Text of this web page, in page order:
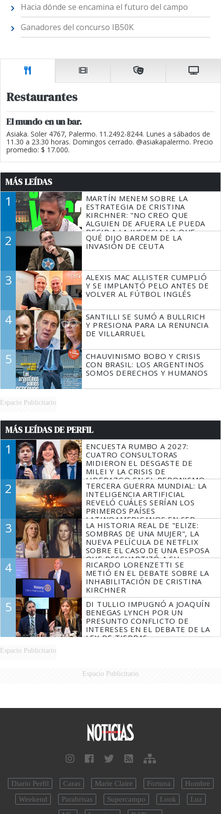
Hacia dónde se encamina el futuro del campo
Ganadores del concurso IB50K
Restaurantes
El mundo en un bar.
Asiaka. Soler 4767, Palermo. 11.2492-8244. Lunes a sábados de
11.30 a 23.30 horas. Domingos cerrado. @asiakapalermo. Precio
promedio: $ 17.000.
MÁS LEÍDAS
1
MARTÍN MENEM SOBRE LA
ESTRATEGIA DE CRISTINA
KIRCHNER: "NO CREO QUE
ALGUIEN DE AFUERA LE PUEDA
DECIR A LA JUSTICIA LO QUE
TIENE QUE HACER"
2
QUÉ DIJO BARDEM DE LA
INVASIÓN DE CEUTA
3
ALEXIS MAC ALLISTER CUMPLIÓ
Y SE IMPLANTÓ PELO ANTES DE
VOLVER AL FÚTBOL INGLÉS
4
SANTILLI SE SUMÓ A BULLRICH
Y PRESIONA PARA LA RENUNCIA
DE VILLARRUEL
5
CHAUVINISMO BOBO Y CRISIS
CON BRASIL: LOS ARGENTINOS
SOMOS DERECHOS Y HUMANOS
Espacio Publicitario
MÁS LEÍDAS DE PERFIL
1
ENCUESTA RUMBO A 2027:
CUATRO CONSULTORAS
MIDIERON EL DESGASTE DE
MILEI Y LA CRISIS DE
LIDERAZGO EN EL PERONISMO
2
TERCERA GUERRA MUNDIAL: LA
INTELIGENCIA ARTIFICIAL
REVELÓ CUÁLES SERÍAN LOS
PRIMEROS PAÍSES
LATINOAMERICANOS EN SER
DERROTADOS
3
LA HISTORIA REAL DE "ELIZE:
SOMBRAS DE UNA MUJER", LA
NUEVA PELÍCULA DE NETFLIX
SOBRE EL CASO DE UNA ESPOSA
QUE DESCUARTIZÓ A SU
MARIDO
4
RICARDO LORENZETTI SE
METIÓ EN EL DEBATE SOBRE LA
INHABILITACIÓN DE CRISTINA
KIRCHNER
5
DI TULLIO IMPUGNÓ A JOAQUÍN
BENEGAS LYNCH POR UN
PRESUNTO CONFLICTO DE
INTERESES EN EL DEBATE DE LA
LEY DE TIERRAS
Espacio Publicitario
Espacio Publicitario
Diario Perfil Caras Marie Claire Fortuna
Hombre
Weekend
Parabrisas Supercampo Look
Luz